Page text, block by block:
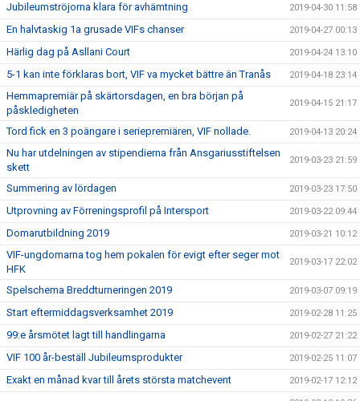
Jubileumströjorna klara för avhämtning 2019-04-30 11:58
En halvtaskig 1a grusade VIFs chanser 2019-04-27 00:13
Härlig dag på Asllani Court 2019-04-24 13:10
5-1 kan inte förklaras bort, VIF va mycket bättre än Tranås 2019-04-18 23:14
Hemmapremiär på skärtorsdagen, en bra början på
påskledigheten
2019-04-15 21:17
Tord fick en 3 poängare i seriepremiären, VIF nollade. 2019-04-13 20:24
Nu har utdelningen av stipendierna från Ansgariusstiftelsen
skett
2019-03-23 21:59
Summering av lördagen 2019-03-23 17:50
Utprovning av Förreningsprofil på Intersport 2019-03-22 09:44
Domarutbildning 2019 2019-03-21 10:12
VIF-ungdomarna tog hem pokalen för evigt efter seger mot
HFK
2019-03-17 22:02
Spelschema Breddturneringen 2019 2019-03-07 09:19
Start eftermiddagsverksamhet 2019 2019-02-28 11:25
99:e årsmötet lagt till handlingarna 2019-02-27 21:22
VIF 100 år-beställ Jubileumsprodukter 2019-02-25 11:07
Exakt en månad kvar till årets största matchevent 2019-02-17 12:12